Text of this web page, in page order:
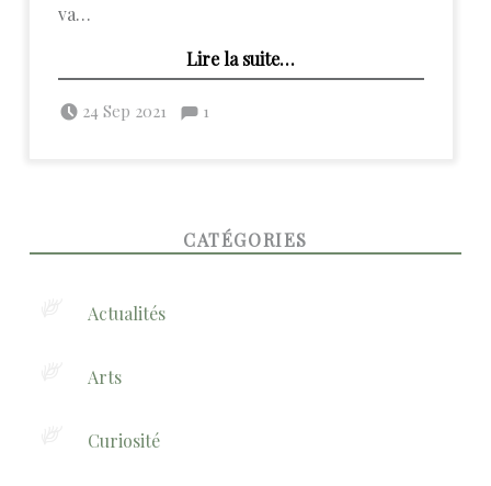
va…
Lire la suite“Le cœur des mots et le pouvoir de l’invisible”
…
24 Sep 2021 admin Commentaires : %s
1
CATÉGORIES
Actualités
Arts
Curiosité